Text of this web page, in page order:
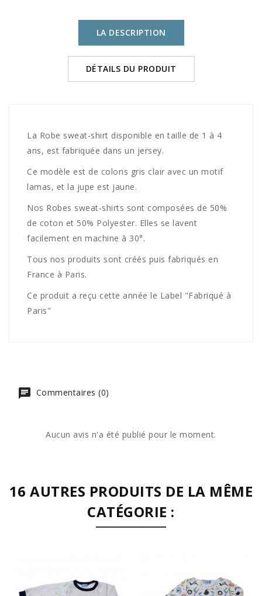
LA DESCRIPTION
DÉTAILS DU PRODUIT
La Robe sweat-shirt disponible en taille de 1 à 4
ans, est fabriquée dans un jersey.
Ce modèle est de coloris gris clair avec un motif
lamas, et la jupe est jaune.
Nos Robes sweat-shirts sont composées de 50%
de coton et 50% Polyester. Elles se lavent
facilement en machine à 30°.
Tous nos produits sont créés puis fabriqués en
France à Paris.
Ce produit a reçu cette année le Label "Fabriqué à
Paris"
Commentaires (0)
Aucun avis n'a été publié pour le moment.
16 AUTRES PRODUITS DE LA MÊME
CATÉGORIE :